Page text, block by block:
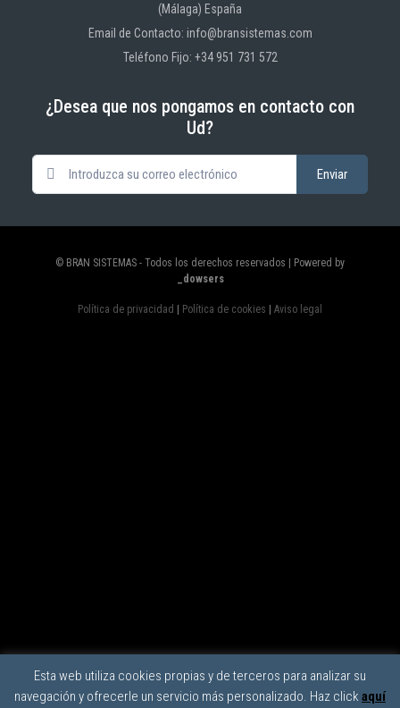
(Málaga) España
Email de Contacto: info@bransistemas.com
Teléfono Fijo: +34 951 731 572
¿Desea que nos pongamos en contacto con
Ud?
© BRAN SISTEMAS - Todos los derechos reservados | Powered by
_dowsers
Política de privacidad Política de cookies Aviso legal
Esta web utiliza cookies propias y de terceros para analizar su
navegación y ofrecerle un servicio más personalizado. Haz click aquí